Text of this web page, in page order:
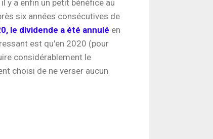
y a enfin un petit bénéfice au
six années consécutives de
le dividende a été annulé en
est qu'en 2020 (pour
considérablement le
choisi de ne verser aucun